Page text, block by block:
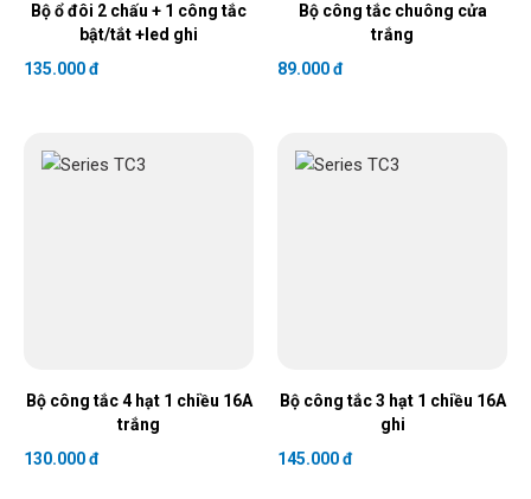
Bộ ổ đôi 2 chấu + 1 công tắc
bật/tắt +led ghi
135.000 đ
Bộ công tắc chuông cửa
trắng
89.000 đ
Bộ công tắc 4 hạt 1 chiều 16A
trắng
130.000 đ
Bộ công tắc 3 hạt 1 chiều 16A
ghi
145.000 đ